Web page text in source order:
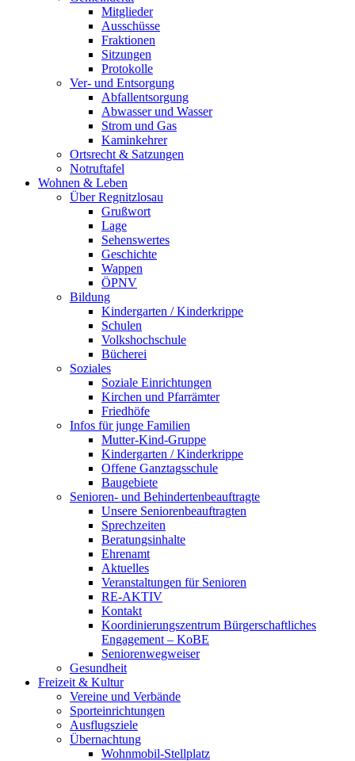
Mitglieder
Ausschüsse
Fraktionen
Sitzungen
Protokolle
Ver- und Entsorgung
Abfallentsorgung
Abwasser und Wasser
Strom und Gas
Kaminkehrer
Ortsrecht & Satzungen
Notruftafel
Wohnen & Leben
Über Regnitzlosau
Grußwort
Lage
Sehenswertes
Geschichte
Wappen
ÖPNV
Bildung
Kindergarten / Kinderkrippe
Schulen
Volkshochschule
Bücherei
Soziales
Soziale Einrichtungen
Kirchen und Pfarrämter
Friedhöfe
Infos für junge Familien
Mutter-Kind-Gruppe
Kindergarten / Kinderkrippe
Offene Ganztagsschule
Baugebiete
Senioren- und Behindertenbeauftragte
Unsere Seniorenbeauftragten
Sprechzeiten
Beratungsinhalte
Ehrenamt
Aktuelles
Veranstaltungen für Senioren
RE-AKTIV
Kontakt
Koordinierungszentrum Bürgerschaftliches
Engagement – KoBE
Seniorenwegweiser
Gesundheit
Freizeit & Kultur
Vereine und Verbände
Sporteinrichtungen
Ausflugsziele
Übernachtung
Wohnmobil-Stellplatz